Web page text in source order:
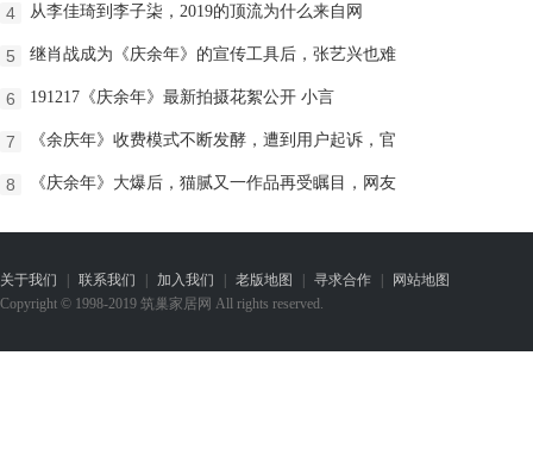
4 从李佳琦到李子柒，2019的顶流为什么来自网
5 继肖战成为《庆余年》的宣传工具后，张艺兴也难
6 191217《庆余年》最新拍摄花絮公开 小言
7 《余庆年》收费模式不断发酵，遭到用户起诉，官
8 《庆余年》大爆后，猫腻又一作品再受瞩目，网友
关于我们 | 联系我们 | 加入我们 | 老版地图 | 寻求合作 |
网站地图
Copyright © 1998-2019 筑巢家居网 All rights reserved.